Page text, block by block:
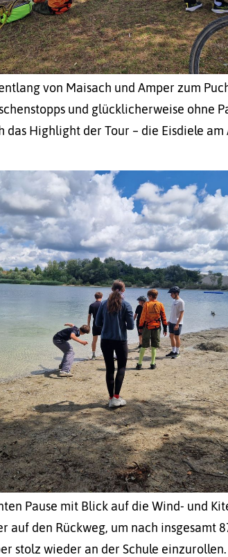
von Maisach und Amper zum
und glücklicherweise ohne
das Highlight der Tour – die Eisdiele am
Pause mit Blick auf die Wind- und
auf den Rückweg, um nach insgesamt
stolz wieder an der Schule einzurollen.